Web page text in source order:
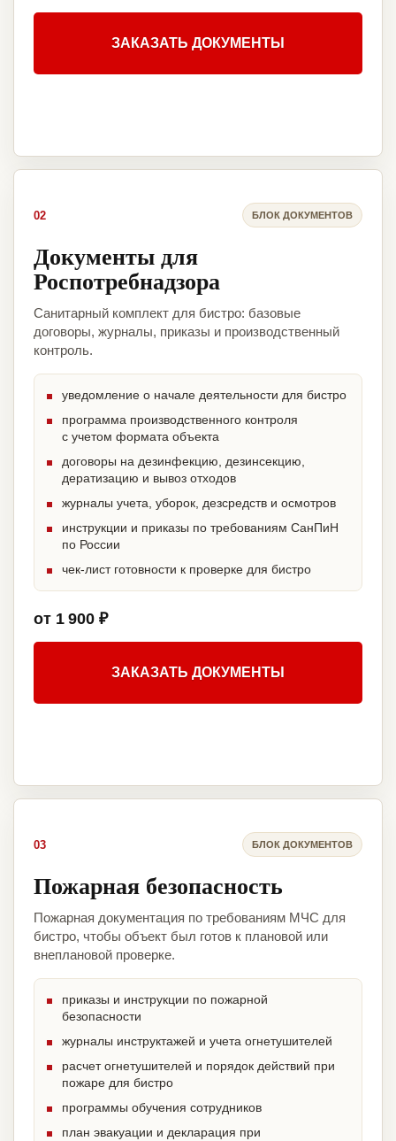
ЗАКАЗАТЬ ДОКУМЕНТЫ
02 БЛОК ДОКУМЕНТОВ
Документы для
Роспотребнадзора
Санитарный комплект для бистро: базовые
договоры, журналы, приказы и производственный
контроль.
уведомление о начале деятельности для бистро
программа производственного контроля
с учетом формата объекта
договоры на дезинфекцию, дезинсекцию,
дератизацию и вывоз отходов
журналы учета, уборок, дезсредств и осмотров
инструкции и приказы по требованиям СанПиН
по России
чек-лист готовности к проверке для бистро
от 1 900 ₽
ЗАКАЗАТЬ ДОКУМЕНТЫ
03 БЛОК ДОКУМЕНТОВ
Пожарная безопасность
Пожарная документация по требованиям МЧС для
бистро, чтобы объект был готов к плановой или
внеплановой проверке.
приказы и инструкции по пожарной
безопасности
журналы инструктажей и учета огнетушителей
расчет огнетушителей и порядок действий при
пожаре для бистро
программы обучения сотрудников
план эвакуации и декларация при